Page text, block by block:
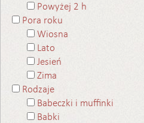
Powyżej 2 h
Pora roku
Wiosna
Lato
Jesień
Zima
Rodzaje
Babeczki i muffinki
Babki